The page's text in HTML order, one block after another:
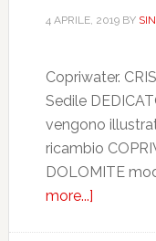
4 APRILE, 2019BY
Copriwater.
Sedile
vengono
ricambio
DOLOMITE
more...]